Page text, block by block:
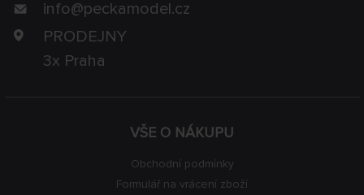
VŠE O NÁKUPU
Obchodní podmínky
Formulář na vrácení zboží
info@peckamodel.cz
PRODEJNY
3x Praha